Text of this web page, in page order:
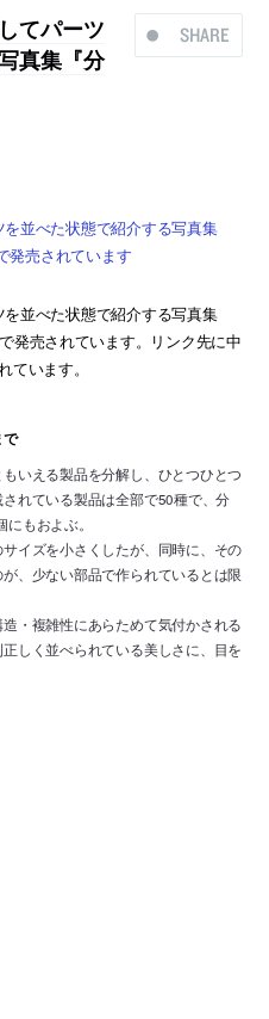
SHARE
てパーツ
真集『分
並べた状態で紹介する写真集
発売されています
並べた状態で紹介する写真集
発売されています。リンク先に中
ています。
で
いえる製品を分解し、ひとつひとつ
れている製品は全部で50種で、分
もおよぶ。
イズを小さくしたが、同時に、その
、少ない部品で作られているとは限
・複雑性にあらためて気付かされる
しく並べられている美しさに、目を